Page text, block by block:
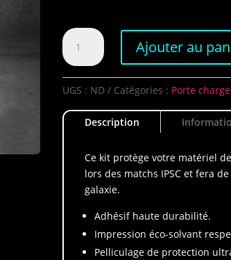
quantité
de
Kit
Race
Ajouter au
UGS : ND Catégories : Porte
Description
Ce kit protège votre matériel
lors des matchs IPSC et fera
galaxie.
Adhésif haute durabilité.
Impression éco-solvant
Pelliculage de protection